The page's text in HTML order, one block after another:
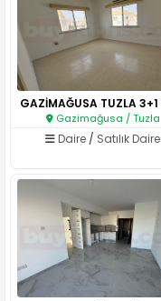
Gazimağusa / Tuzla
Daire / Satılık Daire